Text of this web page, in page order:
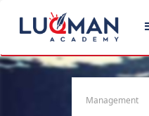
Management